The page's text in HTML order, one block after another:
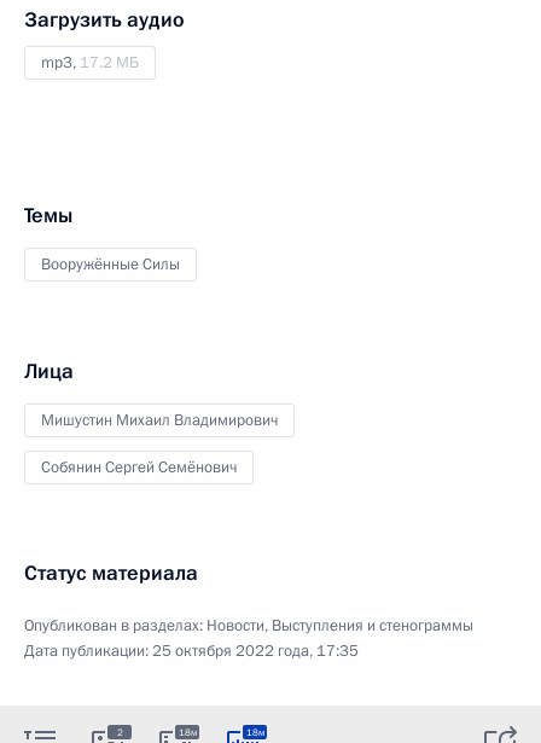
Загрузить аудио
mp3, 17.2 МБ
Темы
Вооружённые Силы
Лица
Мишустин Михаил Владимирович
Собянин Сергей Семёнович
Статус материала
Опубликован в разделах: Новости, Выступления и стенограммы
Дата публикации:25 октября 2022 года, 17:35
2 18м 18м